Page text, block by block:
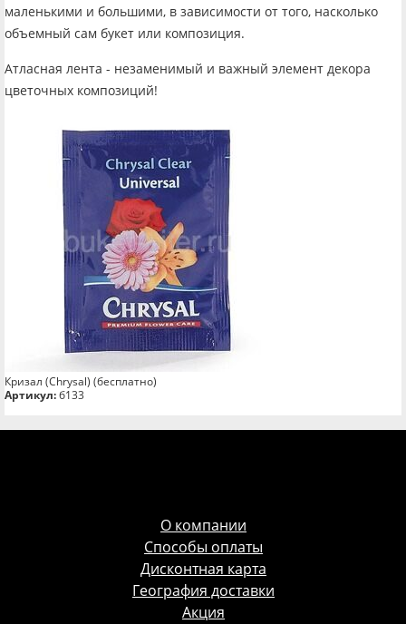
маленькими и большими, в зависимости от того, насколько
объемный сам букет или композиция.
Атласная лента - незаменимый и важный элемент декора
цветочных композиций!
Кризал (Chrysal) (бесплатно)
Артикул:б133
О компании
Способы оплаты
Дисконтная карта
География доставки
Акция